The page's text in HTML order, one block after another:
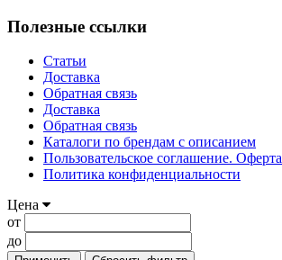
Полезные ссылки
Статьи
Доставка
Обратная связь
Доставка
Обратная связь
Каталоги по брендам с описанием
Пользовательское соглашение. Оферта
Политика конфиденциальности
Цена
от
до